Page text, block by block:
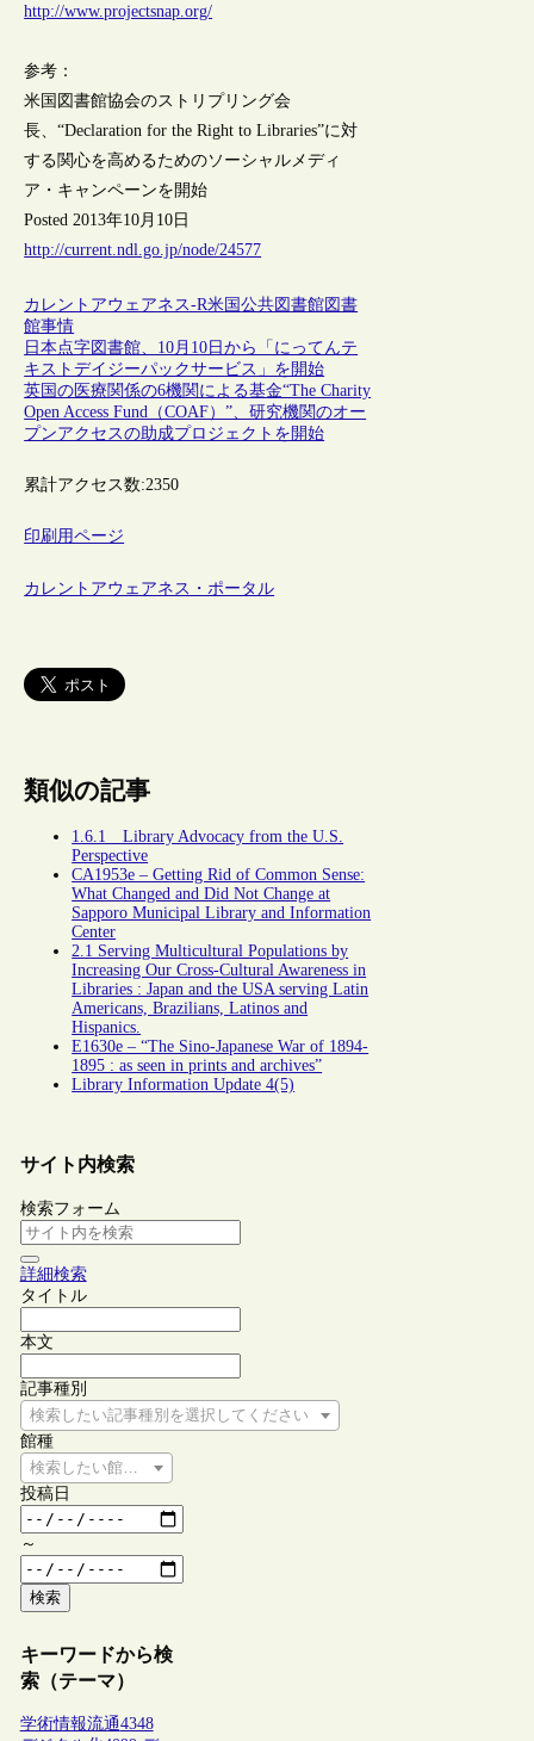
http://www.projectsnap.org/
参考：
米国図書館協会のストリプリング会
長、“Declaration for the Right to Libraries”に対
する関心を高めるためのソーシャルメディ
ア・キャンペーンを開始
Posted 2013年10月10日
http://current.ndl.go.jp/node/24577
カレントアウェアネス-R米国公共図書館図書
館事情
日本点字図書館、10月10日から「にってんテ
キストデイジーパックサービス」を開始
英国の医療関係の6機関による基金“The Charity
Open Access Fund（COAF）”、研究機関のオー
プンアクセスの助成プロジェクトを開始
累計アクセス数:2350
印刷用ページ
カレントアウェアネス・ポータル
類似の記事
1.6.1 Library Advocacy from the U.S.
Perspective
CA1953e – Getting Rid of Common Sense:
What Changed and Did Not Change at
Sapporo Municipal Library and Information
Center
2.1 Serving Multicultural Populations by
Increasing Our Cross-Cultural Awareness in
Libraries : Japan and the USA serving Latin
Americans, Brazilians, Latinos and
Hispanics.
E1630e – “The Sino-Japanese War of 1894-
1895 : as seen in prints and archives”
Library Information Update 4(5)
サイト内検索
検索フォーム
詳細検索
タイトル
本文
記事種別
検索したい記事種別を選択してください
館種
検索したい館種を選択してください
投稿日
～
検索
キーワードから検
索（テーマ）
学術情報流通4348